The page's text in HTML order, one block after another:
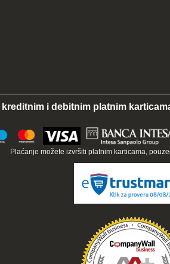
kreditnim i debitnim platnim
Plaćanje možete izvršiti platnim karticama,